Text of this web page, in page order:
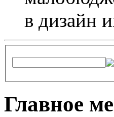
в дизайн
Главное